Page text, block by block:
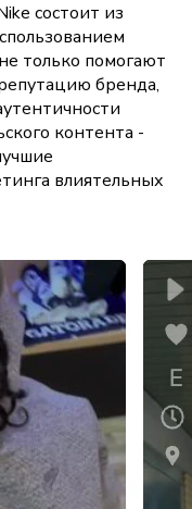
состоит из
только помогают
бренда,
контента -
влиятельных